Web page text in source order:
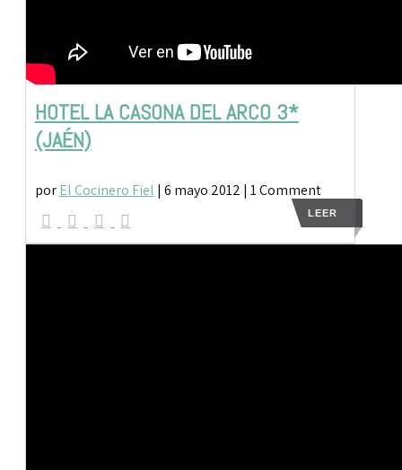
HOTEL LA CASONA DEL ARCO 3*
(JAÉN)
porEl Cocinero Fiel | 6 mayo 2012 | 1 Comment
LEER